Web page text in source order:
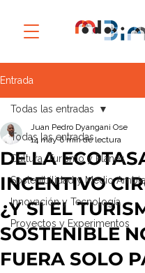
Entrada
Todas las entradas
Cultura, Turismo y Planes
Sostenibilidad y Medio
Innovación y Tecnología
Proyectos y Experimentos
Todas las entradas
DE LA
INCENTIVO
¿Y SI EL
SOSTENIBLE
FUERA SOLO
Juan Pedro Dyangani Ose
14 may 6 min de lectura